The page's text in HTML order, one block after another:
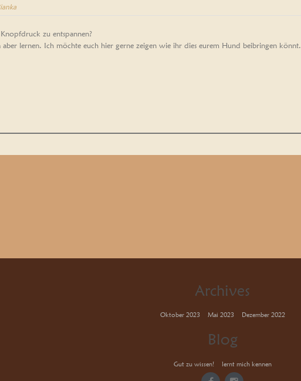
zu entspannen?
lernen. Ich möchte euch hier gerne zeigen wie ihr dies eurem Hund beibringen könnt.
Archives
Oktober 2023 Mai 2023 Dezember 2022
Blog
Gut zu wissen! lernt mich kennen